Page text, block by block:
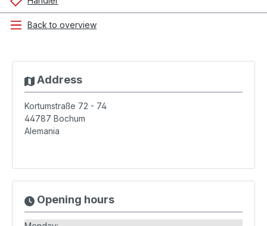
Back to overview
Address
Kortumstraße 72 - 74
44787 Bochum
Alemania
Opening hours